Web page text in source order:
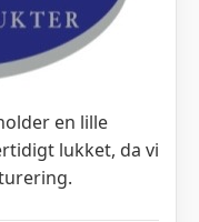
en lille
lukket, da vi